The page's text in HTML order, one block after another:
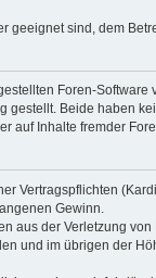
sind, dem
Foren-
Beide haben
auf Inhalte fremder
Vertragspflichten
Gewinn.
aus der Verletzung
und im übrigen der